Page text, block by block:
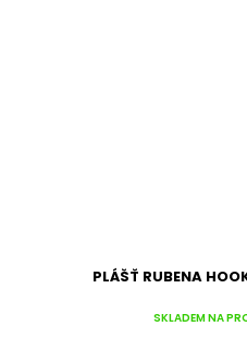
PLÁŠŤ RUBENA
SKLADEM NA